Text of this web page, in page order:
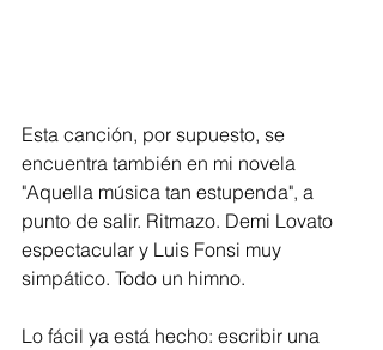
Esta canción, por supuesto, se
encuentra también en mi novela
"Aquella música tan estupenda", a
punto de salir. Ritmazo. Demi Lovato
espectacular y Luis Fonsi muy
simpático. Todo un himno.
Lo fácil ya está hecho: escribir una